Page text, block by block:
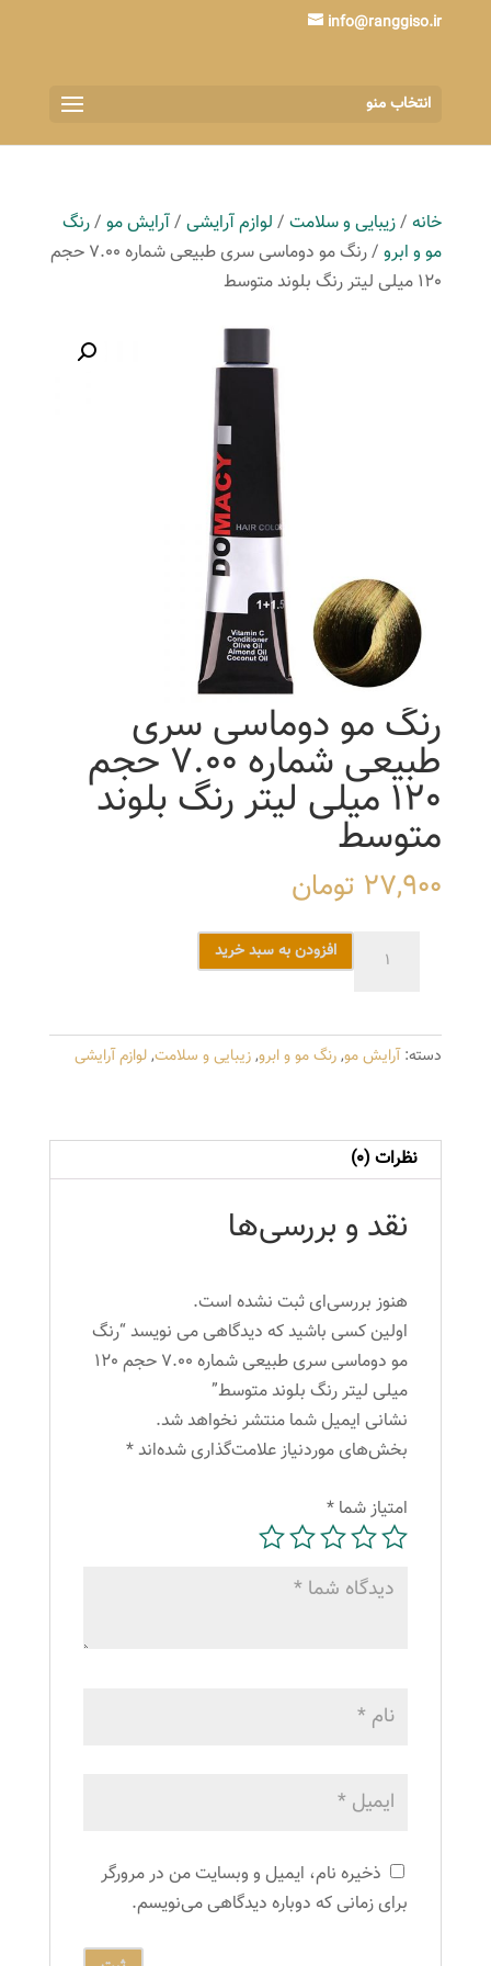
info@ranggiso.ir
انتخاب منو
خانه/زیبایی و سلامت/ لوازم آرایشی/آرایش مو/رنگ
مو و ابرو
/ رنگ مو دوماسی سری طبیعی شماره 7.00 حجم
120 میلی لیتر رنگ بلوند متوسط
رنگ مو دوماسی سری
طبیعی شماره 7.00 حجم
120 میلی لیتر رنگ بلوند
متوسط
27,900 تومان
سری
طبیعی
حجم
120
میلی
لیتر
بلوند
متوسط
عدد
افزودن به سبد خرید
دسته:آرایش مو,رنگ مو و ابرو,زیبایی و سلامت,لوازم آرایشی
نظرات (0)
نقد و بررسی‌ها
هنوز بررسی‌ای ثبت نشده است.
اولین کسی باشید که دیدگاهی می نویسد “رنگ
مو دوماسی سری طبیعی شماره 7.00 حجم 120
میلی لیتر رنگ بلوند متوسط”
نشانی ایمیل شما منتشر نخواهد شد.
بخش‌های موردنیاز علامت‌گذاری شده‌اند*
امتیاز شما *
ذخیره نام، ایمیل و وبسایت من در مرورگر
برای زمانی که دوباره دیدگاهی می‌نویسم.